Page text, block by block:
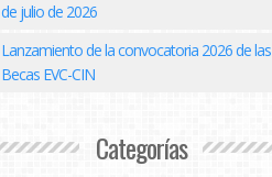
de julio de 2026
Lanzamiento de la convocatoria 2026 de las
Becas EVC-CIN
Categorías